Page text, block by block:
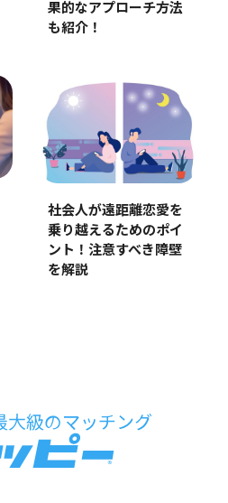
果的なアプローチ方法
も紹介！
社会人が遠距離恋愛を
乗り越えるためのポイ
ント！注意すべき障壁
を解説